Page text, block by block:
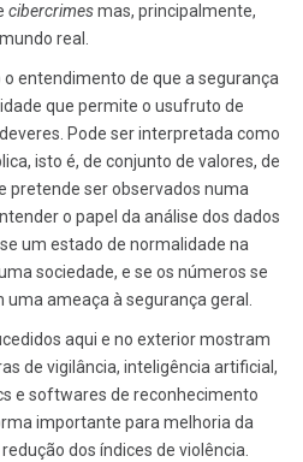
cibercrimesmas, principalmente,
real.
entendimento de que a segurança
que permite o usufruto de
Pode ser interpretada como
isto é, de conjunto de valores, de
pretende ser observados numa
o papel da análise dos dados
um estado de normalidade na
sociedade, e se os números se
ameaça à segurança geral.
aqui e no exterior mostram
de vigilância, inteligência artificial,
e softwares de reconhecimento
importante para melhoria da
dos índices de violência.